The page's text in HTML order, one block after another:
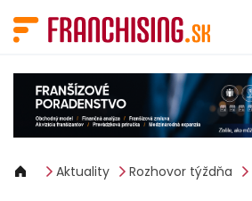
Aktuality Rozhovor týždňa